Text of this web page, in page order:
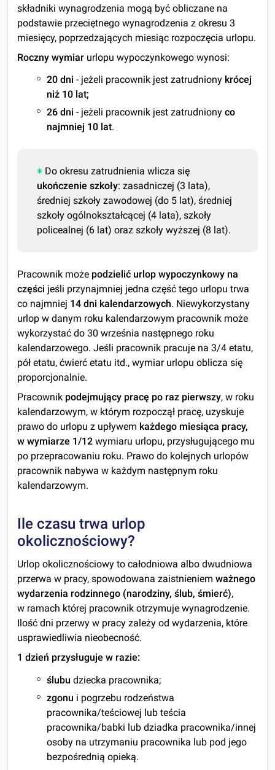
składniki wynagrodzenia mogą być obliczane na
podstawie przeciętnego wynagrodzenia z okresu 3
miesięcy, poprzedzających miesiąc rozpoczęcia urlopu.
Roczny wymiar urlopu wypoczynkowego wynosi:
20 dni - jeżeli pracownik jest zatrudniony krócej
niż 10 lat;
26 dni - jeżeli pracownik jest zatrudnionyco
najmniej 10 lat.
Do okresu zatrudnienia wlicza się
ukończenie szkoły: zasadniczej (3 lata),
średniej szkoły zawodowej (do 5 lat), średniej
szkoły ogólnokształcącej (4 lata), szkoły
policealnej (6 lat) oraz szkoły wyższej (8 lat).
Pracownik może podzielić urlop wypoczynkowy na
części jeśli przynajmniej jedna część tego urlopu trwa
co najmniej 14 dni kalendarzowych. Niewykorzystany
urlop w danym roku kalendarzowym pracownik może
wykorzystać do 30 września następnego roku
kalendarzowego. Jeśli pracownik pracuje na 3/4 etatu,
pół etatu, ćwierć etatu itd., wymiar urlopu oblicza się
proporcjonalnie.
Pracownik podejmujący pracę po raz pierwszy, w roku
kalendarzowym, w którym rozpoczął pracę, uzyskuje
prawo do urlopu z upływem każdego miesiąca pracy,
w wymiarze 1/12 wymiaru urlopu, przysługującego mu
po przepracowaniu roku. Prawo do kolejnych urlopów
pracownik nabywa w każdym następnym roku
kalendarzowym.
Ile czasu trwa urlop
okolicznościowy?
Urlop okolicznościowy to całodniowa albo dwudniowa
przerwa w pracy, spowodowana zaistnieniemważnego
wydarzenia rodzinnego (narodziny, ślub, śmierć),
w ramach której pracownik otrzymuje wynagrodzenie.
Ilość dni przerwy w pracy zależy od wydarzenia, które
usprawiedliwia nieobecność.
1 dzień przysługuje w razie:
ślubu dziecka pracownika;
zgonu i pogrzebu rodzeństwa
pracownika/teściowej lub teścia
pracownika/babki lub dziadka pracownika/innej
osoby na utrzymaniu pracownika lub pod jego
bezpośrednią opieką.